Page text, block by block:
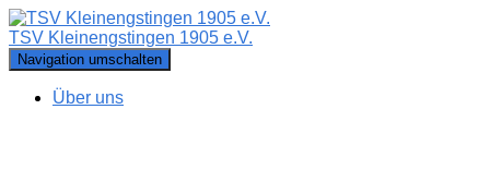
TSV Kleinengstingen 1905 e.V.
Navigation umschalten
Über uns